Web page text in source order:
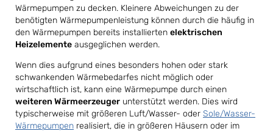
Wärmepumpen zu decken. Kleinere Abweichungen zu der
benötigten Wärmepumpenleistung können durch die häufig in
den Wärmepumpen bereits installierten elektrischen
Heizelemente ausgeglichen werden.
Wenn dies aufgrund eines besonders hohen oder stark
schwankenden Wärmebedarfes nicht möglich oder
wirtschaftlich ist, kann eine Wärmepumpe durch einen
weiteren Wärmeerzeuger unterstützt werden. Dies wird
typischerweise mit größeren Luft/Wasser- oder Sole/Wasser-
Wärmepumpen realisiert, die in größeren Häusern oder im